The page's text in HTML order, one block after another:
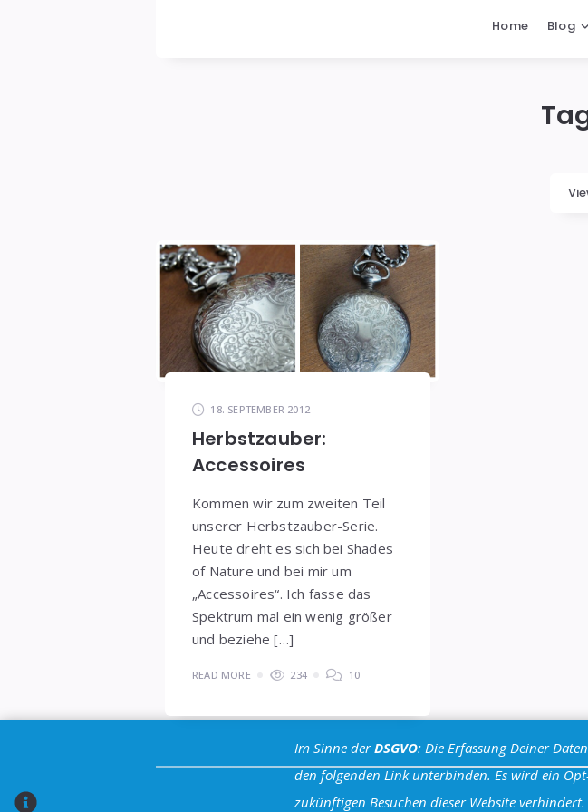
Home Blog
18. SEPTEMBER 2012
Herbstzauber:
Accessoires
Kommen wir zum zweiten Teil
unserer Herbstzauber-Serie.
Heute dreht es sich bei Shades
of Nature und bei mir um
„Accessoires“. Ich fasse das
Spektrum mal ein wenig größer
und beziehe […]
READ MORE 234 10
Im Sinne derDSGVO: Die Erfassung Deiner
den folgenden Link unterbinden. Es wird ein
zukünftigen Besuchen dieser Website verhindert.